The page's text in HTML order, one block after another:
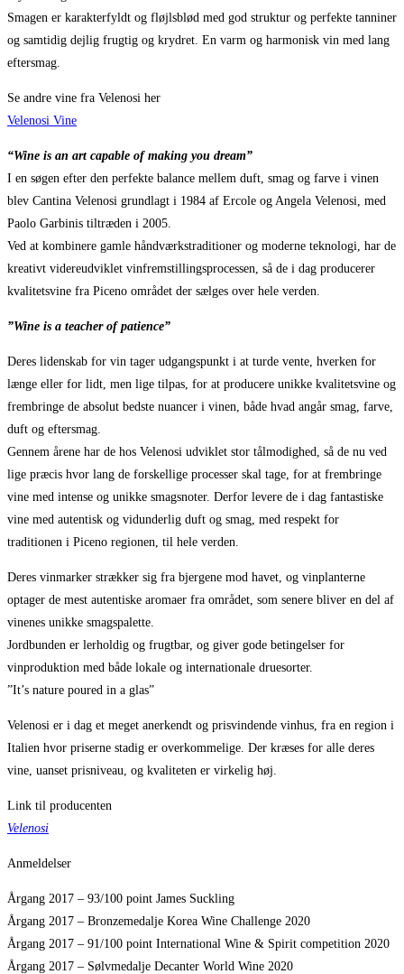
Smagen er karakterfyldt og fløjlsblød med god struktur og perfekte tanniner
og samtidig dejlig frugtig og krydret. En varm og harmonisk vin med lang
eftersmag.
Se andre vine fra Velenosi her
Velenosi Vine
“Wine is an art capable of making you dream”
I en søgen efter den perfekte balance mellem duft, smag og farve i vinen
blev Cantina Velenosi grundlagt i 1984 af Ercole og Angela Velenosi, med
Paolo Garbinis tiltræden i 2005.
Ved at kombinere gamle håndværkstraditioner og moderne teknologi, har de
kreativt videreudviklet vinfremstillingsprocessen, så de i dag producerer
kvalitetsvine fra Piceno området der sælges over hele verden.
”Wine is a teacher of patience”
Deres lidenskab for vin tager udgangspunkt i at turde vente, hverken for
længe eller for lidt, men lige tilpas, for at producere unikke kvalitetsvine og
frembringe de absolut bedste nuancer i vinen, både hvad angår smag, farve,
duft og eftersmag.
Gennem årene har de hos Velenosi udviklet stor tålmodighed, så de nu ved
lige præcis hvor lang de forskellige processer skal tage, for at frembringe
vine med intense og unikke smagsnoter. Derfor levere de i dag fantastiske
vine med autentisk og vidunderlig duft og smag, med respekt for
traditionen i Piceno regionen, til hele verden.
Deres vinmarker strækker sig fra bjergene mod havet, og vinplanterne
optager de mest autentiske aromaer fra området, som senere bliver en del af
vinenes unikke smagspalette.
Jordbunden er lerholdig og frugtbar, og giver gode betingelser for
vinproduktion med både lokale og internationale druesorter.
”It’s nature poured in a glas”
Velenosi er i dag et meget anerkendt og prisvindende vinhus, fra en region i
Italien hvor priserne stadig er overkommelige. Der kræses for alle deres
vine, uanset prisniveau, og kvaliteten er virkelig høj.
Link til producenten
Velenosi
Anmeldelser
Årgang 2017 – 93/100 point James Suckling
Årgang 2017 – Bronzemedalje Korea Wine Challenge 2020
Årgang 2017 – 91/100 point International Wine & Spirit competition 2020
Årgang 2017 – Sølvmedalje Decanter World Wine 2020